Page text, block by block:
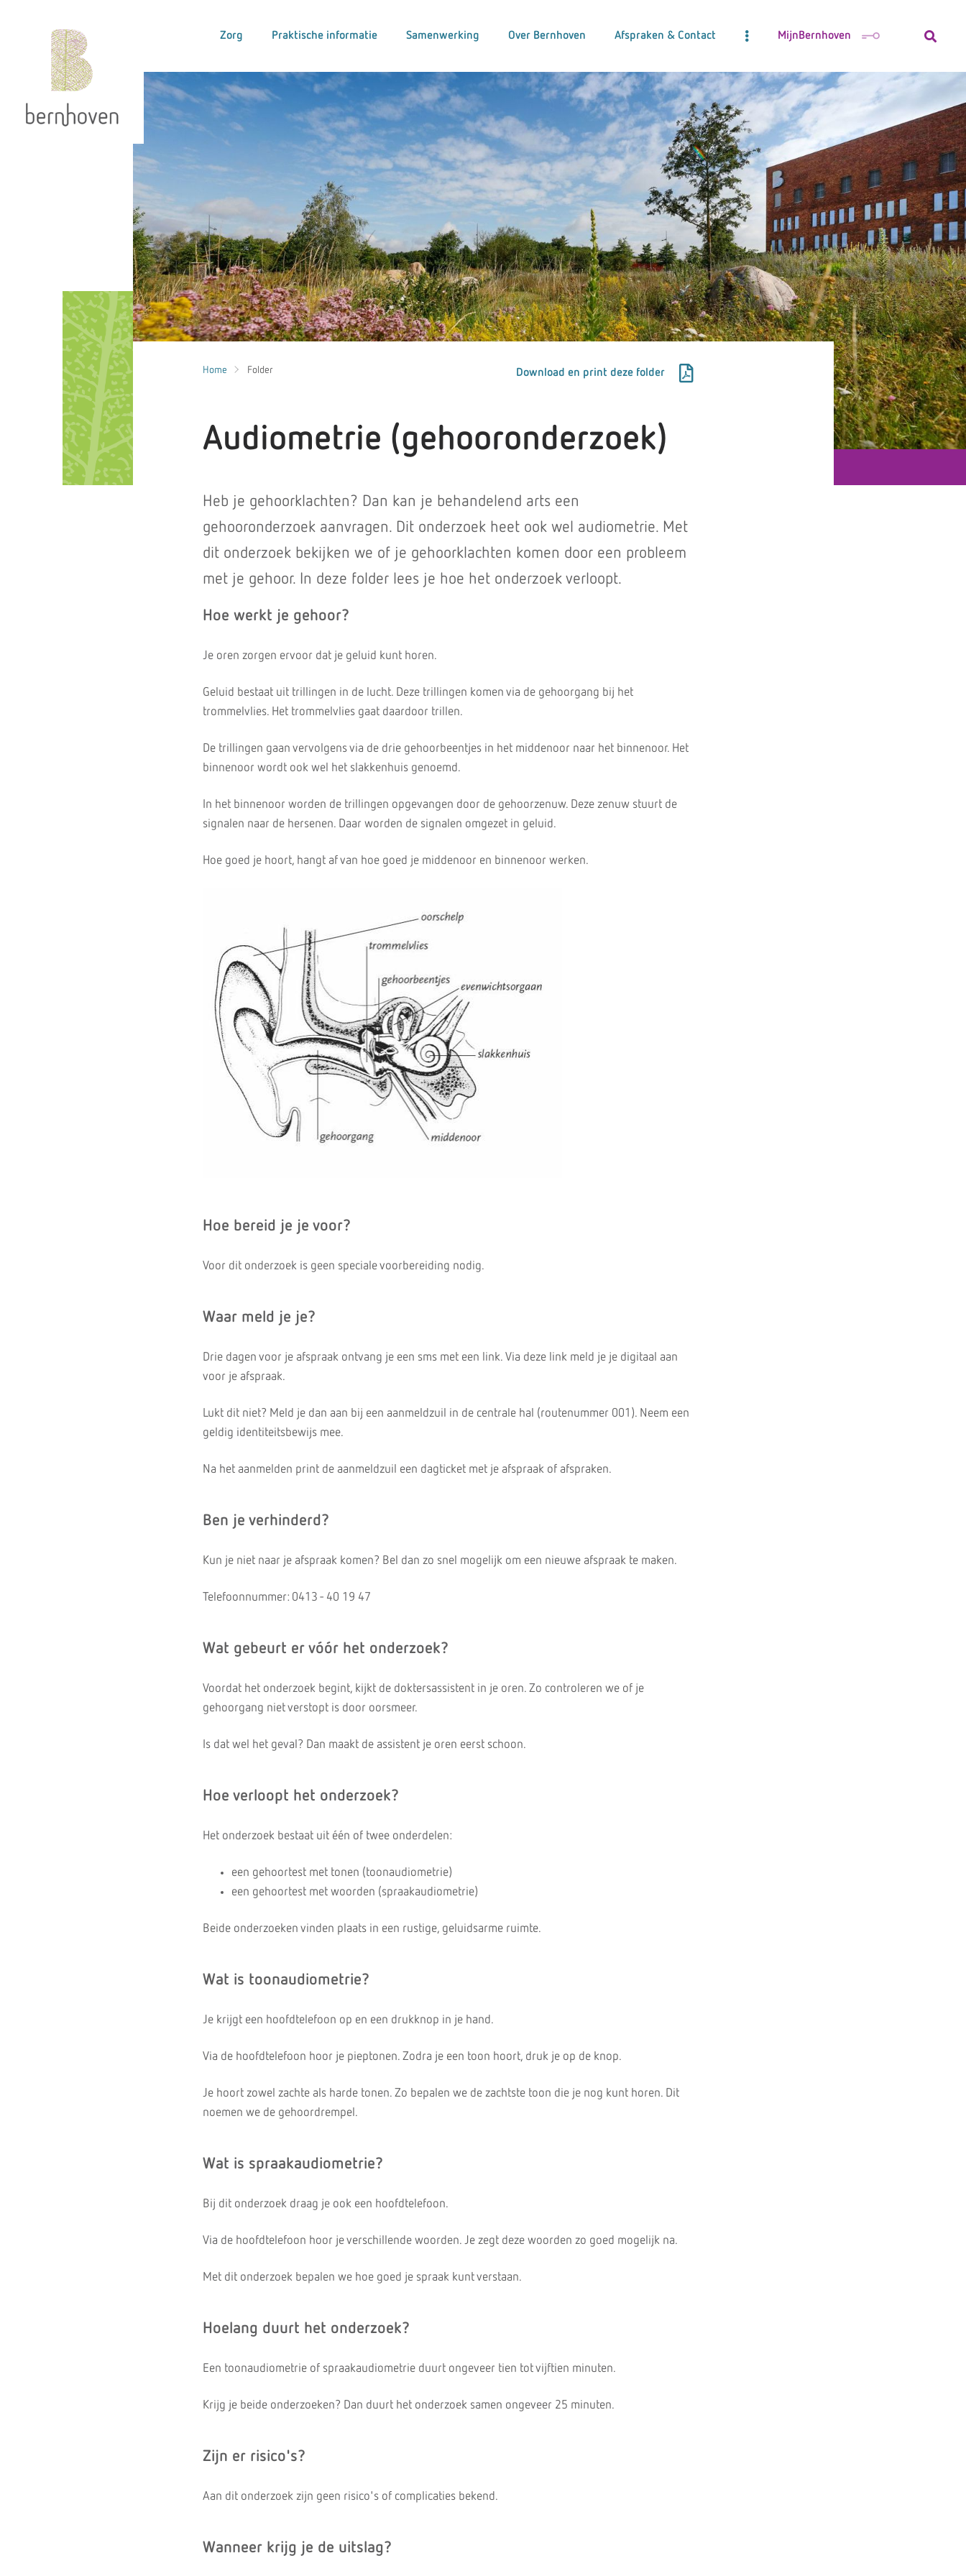
Zorg Praktische informatie Samenwerking Over Bernhoven Afspraken & Contact MijnBernhoven
Home Folder Download en print deze folder
Audiometrie (gehooronderzoek)
Heb je gehoorklachten? Dan kan je behandelend arts een
gehooronderzoek aanvragen. Dit onderzoek heet ook wel audiometrie. Met
dit onderzoek bekijken we of je gehoorklachten komen door een probleem
met je gehoor. In deze folder lees je hoe het onderzoek verloopt.
Hoe werkt je gehoor?
Je oren zorgen ervoor dat je geluid kunt horen.
Geluid bestaat uit trillingen in de lucht. Deze trillingen komen via de gehoorgang bij het
trommelvlies. Het trommelvlies gaat daardoor trillen.
De trillingen gaan vervolgens via de drie gehoorbeentjes in het middenoor naar het binnenoor. Het
binnenoor wordt ook wel het slakkenhuis genoemd.
In het binnenoor worden de trillingen opgevangen door de gehoorzenuw. Deze zenuw stuurt de
signalen naar de hersenen. Daar worden de signalen omgezet in geluid.
Hoe goed je hoort, hangt af van hoe goed je middenoor en binnenoor werken.
Hoe bereid je je voor?
Voor dit onderzoek is geen speciale voorbereiding nodig.
Waar meld je je?
Drie dagen voor je afspraak ontvang je een sms met een link. Via deze link meld je je digitaal aan
voor je afspraak.
Lukt dit niet? Meld je dan aan bij een aanmeldzuil in de centrale hal (routenummer 001). Neem een
geldig identiteitsbewijs mee.
Na het aanmelden print de aanmeldzuil een dagticket met je afspraak of afspraken.
Ben je verhinderd?
Kun je niet naar je afspraak komen? Bel dan zo snel mogelijk om een nieuwe afspraak te maken.
Telefoonnummer: 0413 - 40 19 47
Wat gebeurt er vóór het onderzoek?
Voordat het onderzoek begint, kijkt de doktersassistent in je oren. Zo controleren we of je
gehoorgang niet verstopt is door oorsmeer.
Is dat wel het geval? Dan maakt de assistent je oren eerst schoon.
Hoe verloopt het onderzoek?
Het onderzoek bestaat uit één of twee onderdelen:
een gehoortest met tonen (toonaudiometrie)
een gehoortest met woorden (spraakaudiometrie)
Beide onderzoeken vinden plaats in een rustige, geluidsarme ruimte.
Wat is toonaudiometrie?
Je krijgt een hoofdtelefoon op en een drukknop in je hand.
Via de hoofdtelefoon hoor je pieptonen. Zodra je een toon hoort, druk je op de knop.
Je hoort zowel zachte als harde tonen. Zo bepalen we de zachtste toon die je nog kunt horen. Dit
noemen we de gehoordrempel.
Wat is spraakaudiometrie?
Bij dit onderzoek draag je ook een hoofdtelefoon.
Via de hoofdtelefoon hoor je verschillende woorden. Je zegt deze woorden zo goed mogelijk na.
Met dit onderzoek bepalen we hoe goed je spraak kunt verstaan.
Hoelang duurt het onderzoek?
Een toonaudiometrie of spraakaudiometrie duurt ongeveer tien tot vijftien minuten.
Krijg je beide onderzoeken? Dan duurt het onderzoek samen ongeveer 25 minuten.
Zijn er risico's?
Aan dit onderzoek zijn geen risico's of complicaties bekend.
Wanneer krijg je de uitslag?